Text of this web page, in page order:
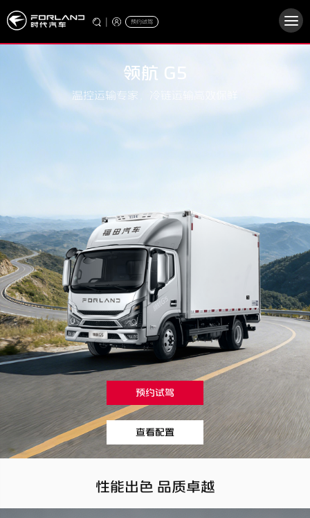
| 预约试驾
领航 G5
温控运输专家，冷链运输高效保鲜
预约试驾
查看配置
性能出色 品质卓越